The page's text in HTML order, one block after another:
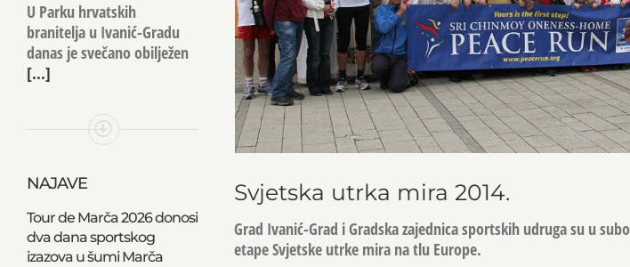
Svjetska utrka mira 2014.
Grad Ivanić-Grad i Gradska zajednica sportskih udruga su u
etape Svjetske utrke mira na tlu Europe.
U Parku hrvatskih
branitelja u Ivanić-Gradu
danas je svečano obilježen
[...]
NAJAVE
Tour de Marča 2026 donosi
dva dana sportskog
izazova u šumi Marča